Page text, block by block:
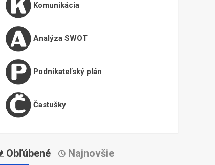
Komunikácia
Analýza SWOT
Podnikateľský plán
Častušky
Obľúbené Najnovšie